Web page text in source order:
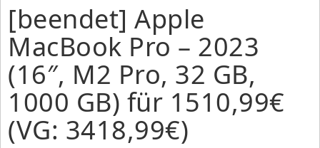
[beendet] Apple
MacBook Pro – 2023
(16″, M2 Pro, 32 GB,
1000 GB) für 1510,99€
(VG: 3418,99€)